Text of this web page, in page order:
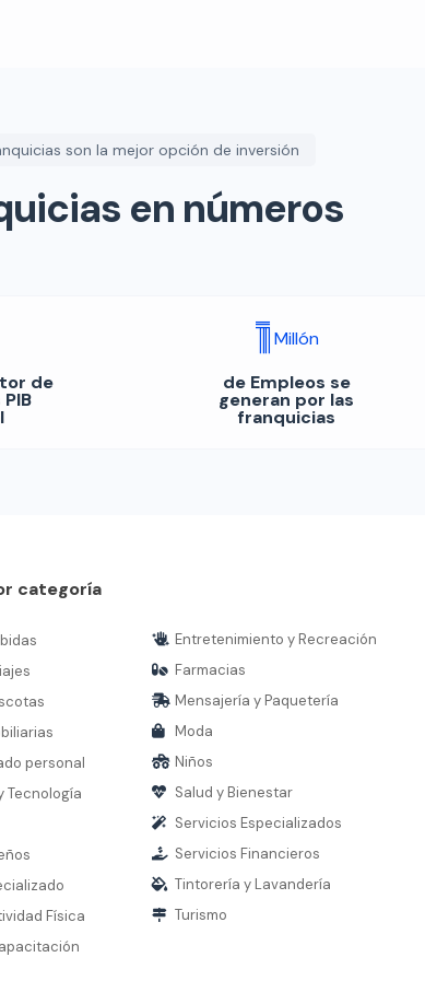
son la mejor opción de inversión
en números
de
1Millón
de Empleos se
generan por las
franquicias
categoría
personal
Tecnología
Física
Entretenimiento y Recreación
Farmacias
Mensajería y Paquetería
Moda
Niños
Salud y Bienestar
Servicios Especializados
Servicios Financieros
Tintorería y Lavandería
Turismo